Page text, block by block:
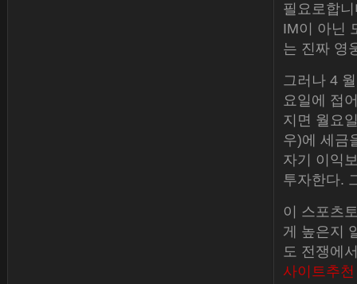
필요로합
IM이 아닌
는 진짜 영
그러나 4
요일에 접
지면 월요
우)에 세금
자기 이익
투자한다.
이 스포츠
게 높은지
도 전쟁에
사이트추천